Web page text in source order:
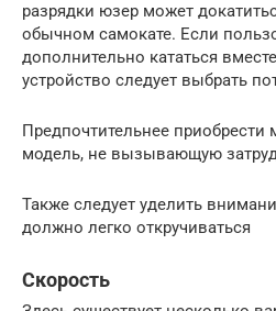
разрядки юзер может
обычном самокате. Если
дополнительно кататься
устройство следует выбрать
Предпочтительнее
модель, не вызывающую
Также следует уделить
должно легко откручиваться
Скорость